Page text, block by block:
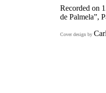
Recorded on
de Palmela”,
Cover design by